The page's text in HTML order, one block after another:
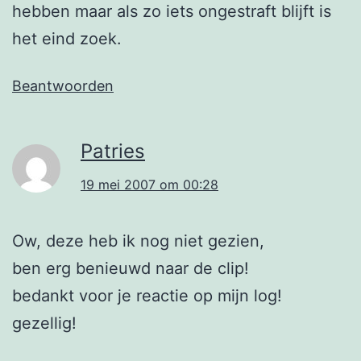
hebben maar als zo iets ongestraft blijft is
het eind zoek.
Beantwoorden
Patries
19 mei 2007 om 00:28
Ow, deze heb ik nog niet gezien,
ben erg benieuwd naar de clip!
bedankt voor je reactie op mijn log!
gezellig!